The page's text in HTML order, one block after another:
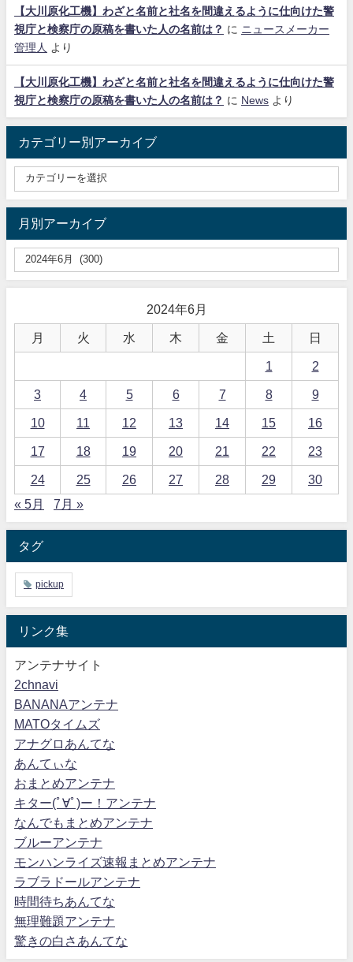
【大川原化工機】わざと名前と社名を間違えるように仕向けた警
視庁と検察庁の原稿を書いた人の名前は？ に ニュースメーカー
管理人
より
【大川原化工機】わざと名前と社名を間違えるように仕向けた警
視庁と検察庁の原稿を書いた人の名前は？ に News より
カテゴリー別アーカイブ
月別アーカイブ
2024年6月
月 火 水 木 金 土 日
1 2
3 4 5 6 7 8 9
10 11 12 13 14 15 16
17 18 19 20 21 22 23
24 25 26 27 28 29
30
« 5月
7月 »
タグ
pickup
リンク集
アンテナサイト
2chnavi
BANANAアンテナ
MATOタイムズ
アナグロあんてな
あんてぃな
おまとめアンテナ
キター(ﾟ∀ﾟ)ー！アンテナ
なんでもまとめアンテナ
ブルーアンテナ
モンハンライズ速報まとめアンテナ
ラブラドールアンテナ
時間待ちあんてな
無理難題アンテナ
驚きの白さあんてな